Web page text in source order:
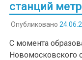
станций
Опубликовано
С момента
Новомосковского